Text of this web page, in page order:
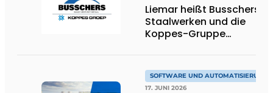
Liemar heißt Busschers
Staalwerken und die
Koppes-Gruppe
SOFTWARE UND AUTOMATISIERUNG
17. JUNI 2026